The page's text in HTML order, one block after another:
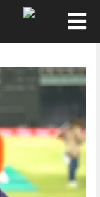
content